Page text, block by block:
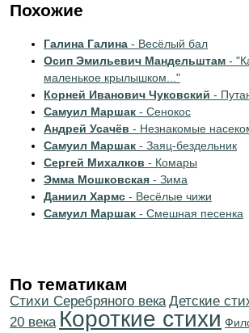
Похожие
Галина Галина - Весёлый бал
Осип Эмильевич Мандельштам -
маленькое крылышком..."
Корней Иванович Чуковский -
Самуил Маршак - Сенокос
Андрей Усачёв - Незнакомые
Самуил Маршак - Заяц-бездельник
Сергей Михалков - Комары
Эмма Мошковская - Зима
Даниил Хармс - Весёлые чижи
Самуил Маршак - Смешная песенка
По тематикам
Cтихи Серебряного века Детские
20 века Короткие стихи